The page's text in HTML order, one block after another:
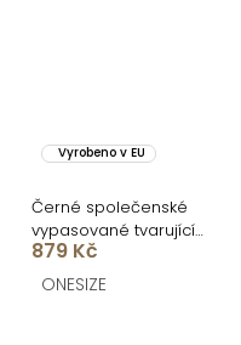
Vyrobeno v EU
Černé společenské
vypasované tvarující
áčkové midi šaty VORTA
879 Kč
ONESIZE